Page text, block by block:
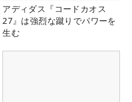
アディダス『コードカオス
27』は強烈な蹴りでパワーを
生む